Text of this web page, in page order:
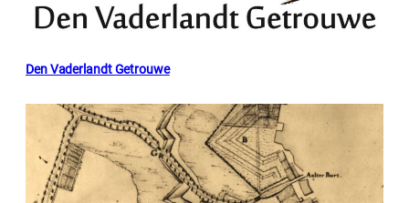
Den Vaderlandt Getrouwe